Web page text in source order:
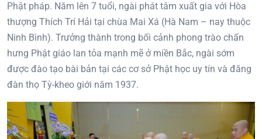
Phật pháp. Năm lên 7 tuổi, ngài phát tâm xuất gia với Hòa
thượng Thích Trí Hải tại chùa Mai Xá (Hà Nam – nay thuộc
Ninh Bình). Trưởng thành trong bối cảnh phong trào chấn
hưng Phật giáo lan tỏa mạnh mẽ ở miền Bắc, ngài sớm
được đào tạo bài bản tại các cơ sở Phật học uy tín và đăng
đàn thọ Tỳ-kheo giới năm 1937.